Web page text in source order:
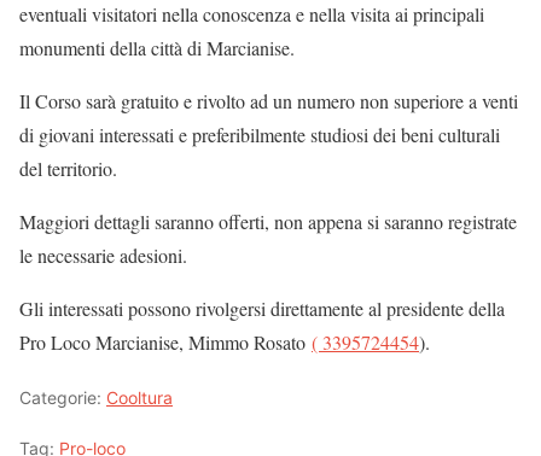
eventuali visitatori nella conoscenza e nella visita ai principali
monumenti della città di Marcianise.
Il Corso sarà gratuito e rivolto ad un numero non superiore a venti
di giovani interessati e preferibilmente studiosi dei beni culturali
del territorio.
Maggiori dettagli saranno offerti, non appena si saranno registrate
le necessarie adesioni.
Gli interessati possono rivolgersi direttamente al presidente della
Pro Loco Marcianise, Mimmo Rosato ( 3395724454).
Categorie: Cooltura
Tag: Pro-loco